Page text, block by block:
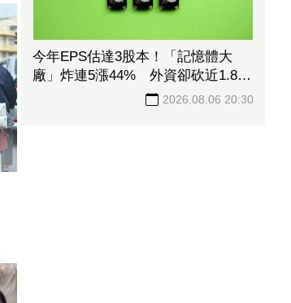
今年EPS估達3股本！「記憶體大
廠」炸連5漲44% 外資卻砍近1.8萬
2026.08.06 20:30